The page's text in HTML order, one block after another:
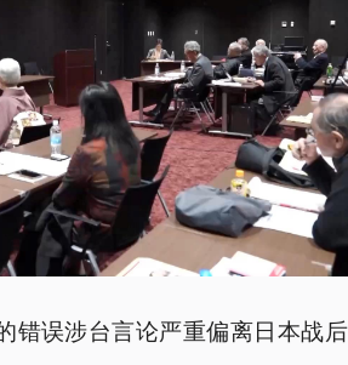
错误涉台言论严重偏离日本战